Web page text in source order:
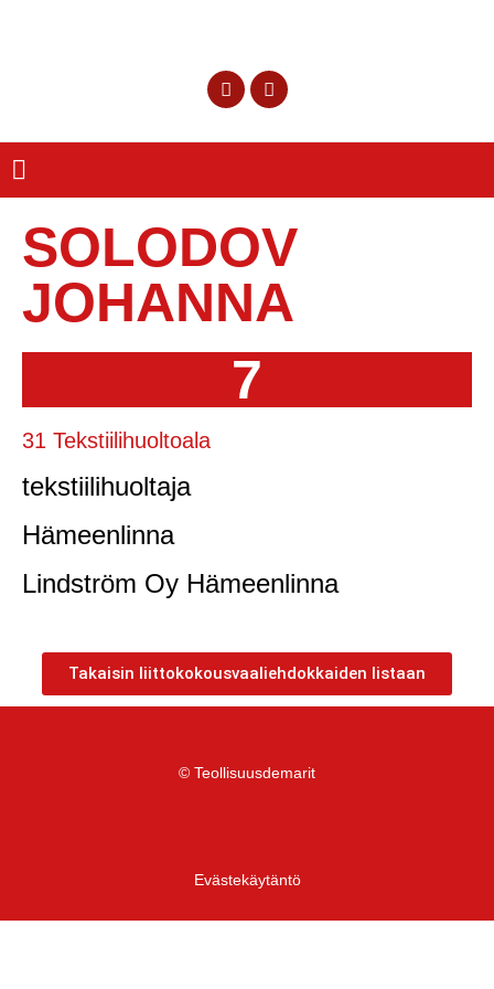
SOLODOV
JOHANNA
7
31 Tekstiilihuoltoala
tekstiilihuoltaja
Hämeenlinna
Lindström Oy Hämeenlinna
Takaisin liittokokousvaaliehdokkaiden listaan
© Teollisuusdemarit
Evästekäytäntö